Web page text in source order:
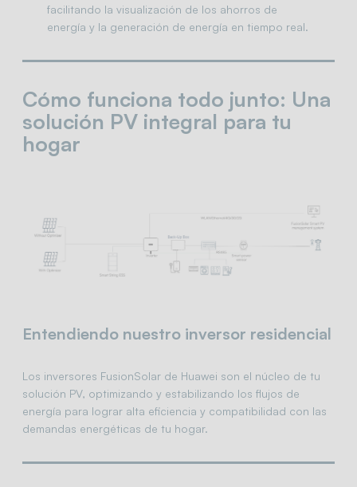
facilitando la visualización de los ahorros de
energía y la generación de energía en tiempo real.
Cómo funciona todo junto: Una
solución PV integral para tu
hogar
Entendiendo nuestro inversor residencial
Los inversores FusionSolar de Huawei son el núcleo de tu
solución PV, optimizando y estabilizando los flujos de
energía para lograr alta eficiencia y compatibilidad con las
demandas energéticas de tu hogar.